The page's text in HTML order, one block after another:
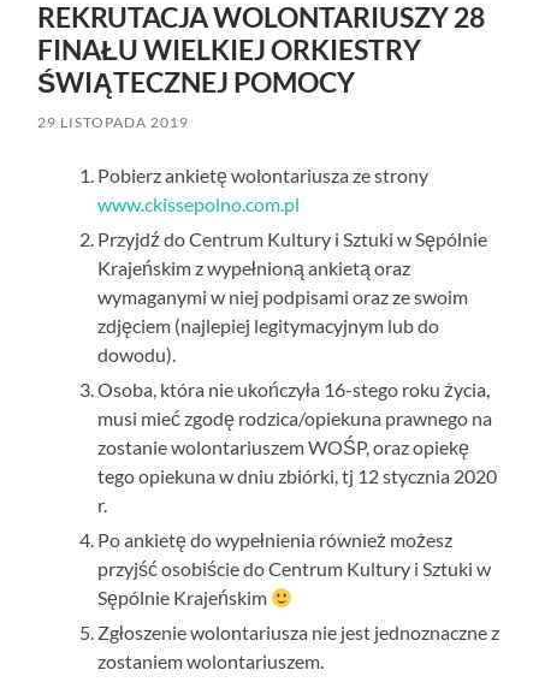
REKRUTACJA WOLONTARIUSZY 28
FINAŁU WIELKIEJ ORKIESTRY
ŚWIĄTECZNEJ POMOCY
29 LISTOPADA 2019
Pobierz ankietę wolontariusza ze strony
www.ckissepolno.com.pl
Przyjdź do Centrum Kultury i Sztuki w Sępólnie
Krajeńskim z wypełnioną ankietą oraz
wymaganymi w niej podpisami oraz ze swoim
zdjęciem (najlepiej legitymacyjnym lub do
dowodu).
Osoba, która nie ukończyła 16-stego roku życia,
musi mieć zgodę rodzica/opiekuna prawnego na
zostanie wolontariuszem WOŚP, oraz opiekę
tego opiekuna w dniu zbiórki, tj 12 stycznia 2020
r.
Po ankietę do wypełnienia również możesz
przyjść osobiście do Centrum Kultury i Sztuki w
Sępólnie Krajeńskim
Zgłoszenie wolontariusza nie jest jednoznaczne z
zostaniem wolontariuszem.